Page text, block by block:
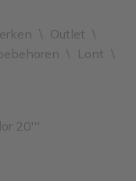
\ Outlet \
\ Lont \
20'''